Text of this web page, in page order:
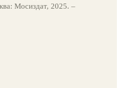
Мосиздат, 2025. –